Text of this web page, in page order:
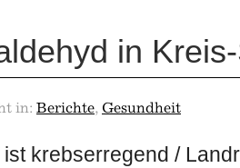
in
in: Berichte, Gesundheit
ist krebserregend /